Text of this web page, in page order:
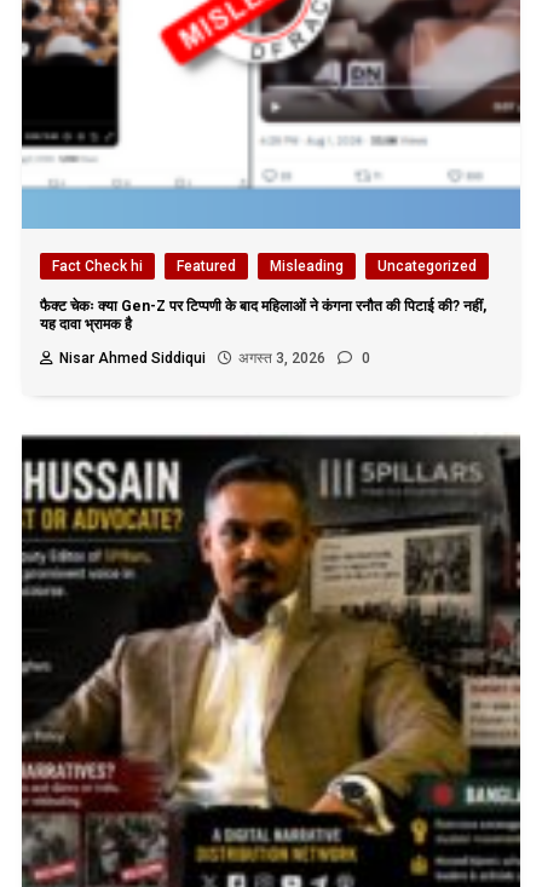
Fact Check hi Featured Misleading Uncategorized
फैक्ट चेकः क्या Gen-Z पर टिप्पणी के बाद महिलाओं ने कंगना रनौत की पिटाई की? नहीं,
यह दावा भ्रामक है
Nisar Ahmed Siddiqui
अगस्त 3, 2026 0